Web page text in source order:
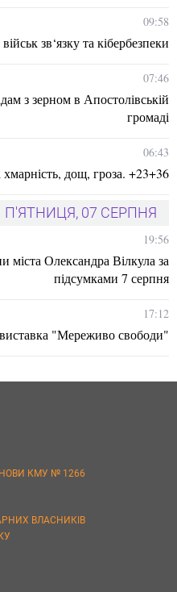
09:58
зв‘язку та кібербезпеки
07:46
з зерном в Апостолівській
громаді
06:43
дощ, гроза. +23+36
П'ЯТНИЦЯ, 07 СЕРПНЯ
19:56
міста Олександра Вілкула за
підсумками 7 серпня
17:12
"Мереживо свободи"
КМУ № 1266
ВЛАСНИКІВ